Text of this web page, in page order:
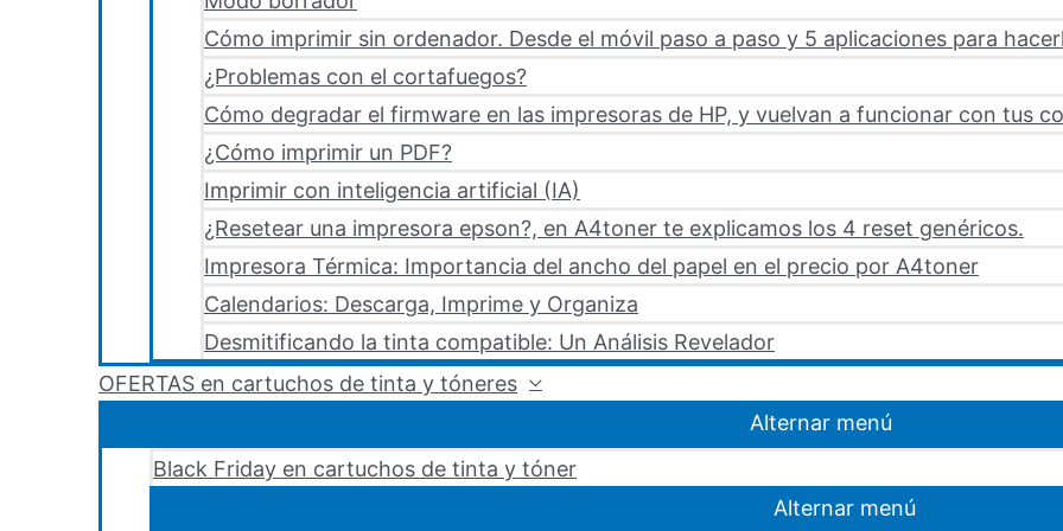
Cómo imprimir sin ordenador. Desde el móvil paso a paso y 5 aplicaciones para
¿Problemas con el cortafuegos?
Cómo degradar el firmware en las impresoras de HP, y vuelvan a funcionar con tus
¿Cómo imprimir un PDF?
Imprimir con inteligencia artificial (IA)
¿Resetear una impresora epson?, en A4toner te explicamos los 4 reset genéricos.
Impresora Térmica: Importancia del ancho del papel en el precio por A4toner
Calendarios: Descarga, Imprime y Organiza
Desmitificando la tinta compatible: Un Análisis Revelador
OFERTAS en cartuchos de tinta y tóneres
Alternar menú
Black Friday en cartuchos de tinta y tóner
Alternar menú